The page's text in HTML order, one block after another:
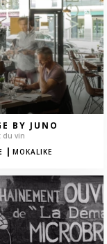
BY JUNO
du vin
| MOKALIKE